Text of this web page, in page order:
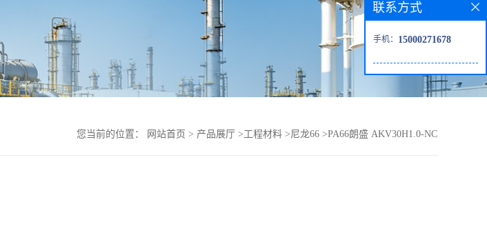
您当前的位置： 网站首页 > 产品展厅 >工程材料 >尼龙66 >PA66朗盛 AKV30H1.0-NC
联系方式
手机： 15000271678